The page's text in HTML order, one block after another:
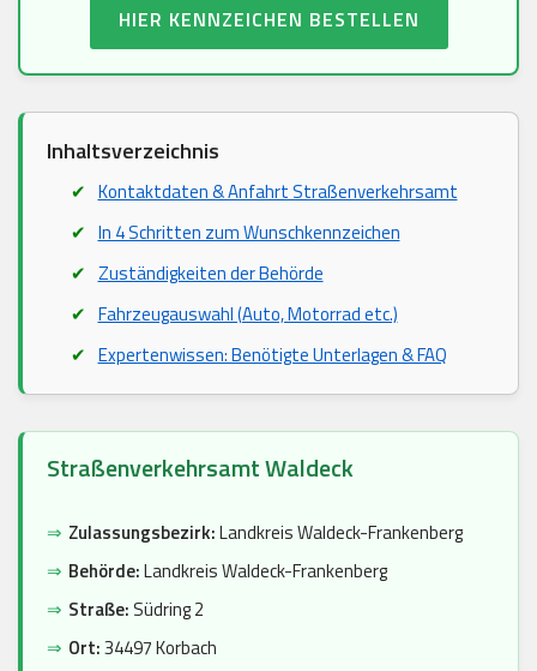
HIER KENNZEICHEN BESTELLEN
Inhaltsverzeichnis
Kontaktdaten & Anfahrt Straßenverkehrsamt
In 4 Schritten zum Wunschkennzeichen
Zuständigkeiten der Behörde
Fahrzeugauswahl (Auto, Motorrad etc.)
Expertenwissen: Benötigte Unterlagen & FAQ
Straßenverkehrsamt Waldeck
⇒ Zulassungsbezirk:Landkreis Waldeck-Frankenberg
⇒ Behörde:Landkreis Waldeck-Frankenberg
⇒ Straße: Südring 2
⇒ Ort:34497 Korbach